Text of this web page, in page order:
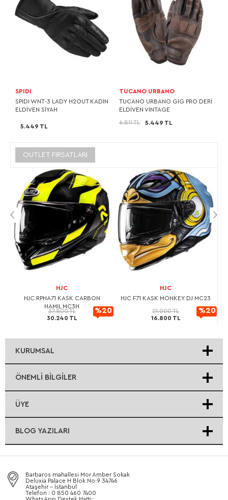
SPIDI
SPIDI WNT-3 LADY H2OUT KADIN
ELDİVEN SİYAH
5.449 TL
TUCANO URBANO
TUCANO URBANO GIG PRO DERİ
ELDİVEN VINTAGE
6.811 TL 5.449 TL
OUTLET FIRSATLARI
HJC
HJC RPHA71 KASK CARBON
HAMIL MC3H
37.800 TL
30.240 TL
%20
İndirimli
HJC
HJC F71 KASK MONKEY DJ MC23
21.000 TL
16.800 TL
%20
İndirimli
KURUMSAL
ÖNEMLI BILGILER
ÜYE
BLOG YAZILARI
Barbaros mahallesi Mor Amber Sokak
Deluxia Palace H Blok No:9 34746
Ataşehir - İstanbul
Telefon : 0 850 460 7400
WhatsApp Destek Hattı: